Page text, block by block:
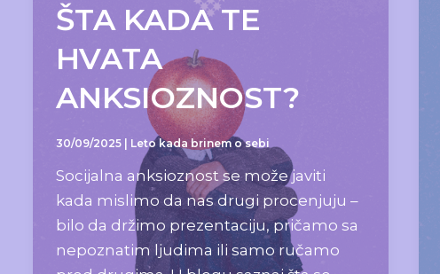
ŠTA KADA TE
HVATA
ANKSIOZNOST?
30/09/2025 | Leto kada brinem o sebi
Socijalna anksioznost se može javiti
kada mislimo da nas drugi procenjuju –
bilo da držimo prezentaciju, pričamo sa
nepoznatim ljudima ili samo ručamo